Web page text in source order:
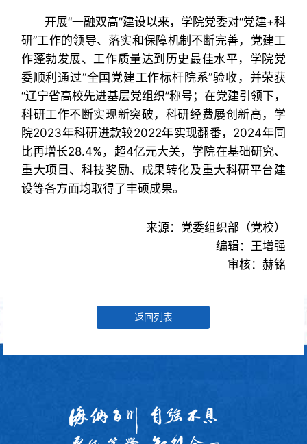
开展“一融双高”建设以来，学院党委对“党建+科
研”工作的领导、落实和保障机制不断完善，党建工
作蓬勃发展、工作质量达到历史最佳水平，学院党
委顺利通过“全国党建工作标杆院系”验收，并荣获
“辽宁省高校先进基层党组织”称号；在党建引领下，
科研工作不断实现新突破，科研经费屡创新高，学
院2023年科研进款较2022年实现翻番，2024年同
比再增长28.4%，超4亿元大关，学院在基础研究、
重大项目、科技奖励、成果转化及重大科研平台建
设等各方面均取得了丰硕成果。
来源：党委组织部（党校）
编辑：王增强
审核：赫铭
返回列表